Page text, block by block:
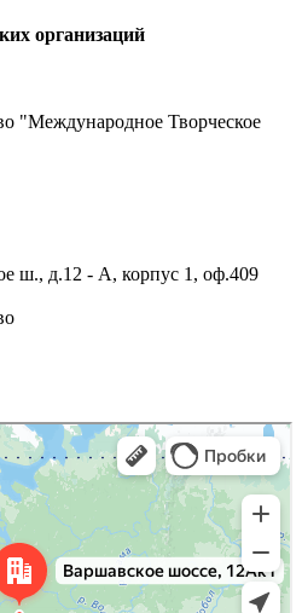
организаций
"Международное Творческое
ш., д.12 - А, корпус 1, оф.409